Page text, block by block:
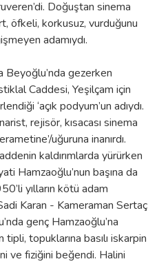
Doğuştan sinema
öfkeli, korkusuz, vurduğunu
adamıydı.
Beyoğlu’nda gezerken
Caddesi, Yeşilçam için
‘açık podyum’un adıydı.
rejisör, kısacası sinema
uğuruna inanırdı.
kaldırımlarda yürürken
Hamzaoğlu’nun başına da
yılların kötü adam
Karan - Kameraman Sertaç
genç Hamzaoğlu’na
tipli, topuklarına basılı iskarpin
ve fiziğini beğendi. Halini